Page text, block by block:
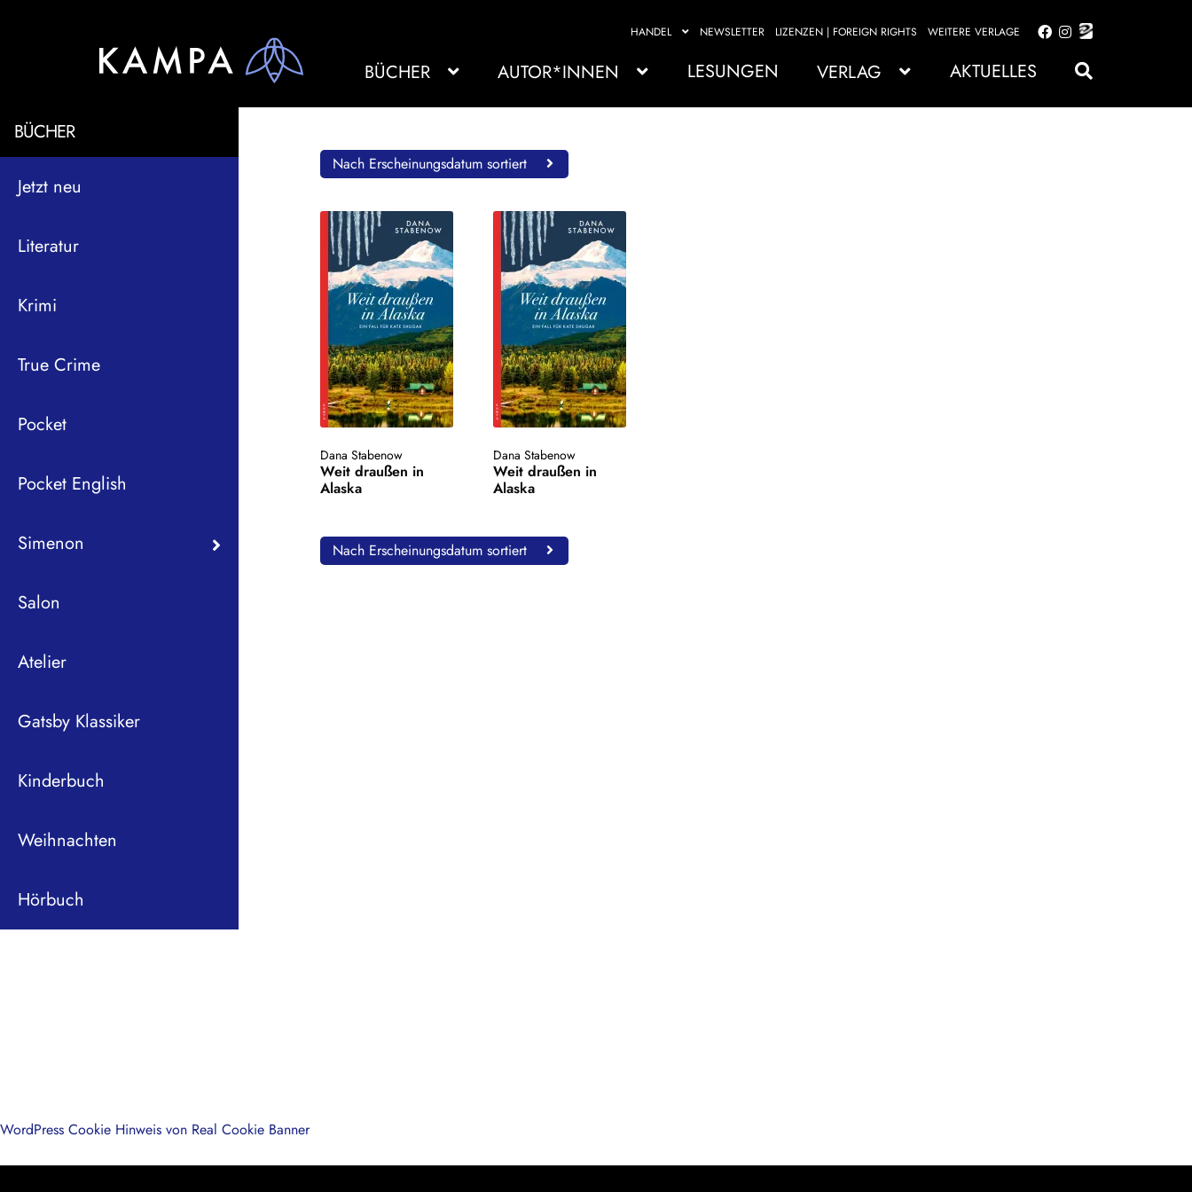
HANDEL NEWSLETTER LIZENZEN | FOREIGN RIGHTS WEITERE VERLAGE
Zur
springen
Zum
springen
BÜCHER AUTOR*INNEN LESUNGEN VERLAG AKTUELLES
BÜCHER
Jetzt neu
Literatur
Krimi
True Crime
Pocket
Pocket English
Simenon
Salon
Atelier
Gatsby Klassiker
Kinderbuch
Weihnachten
Hörbuch
Nach Erscheinungsdatum sortiert
Dana Stabenow
Weit draußen in
Alaska
Dana Stabenow
Weit draußen in
Alaska
Nach Erscheinungsdatum sortiert
WordPress Cookie Hinweis von Real Cookie Banner